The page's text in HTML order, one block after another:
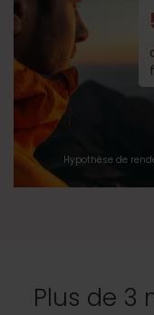
Hypothèse de
Plus de 3